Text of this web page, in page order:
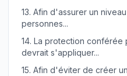
13. Afin d'assurer un
personnes...
14. La protection conférée
devrait s'appliquer...
15. Afin d'éviter de créer